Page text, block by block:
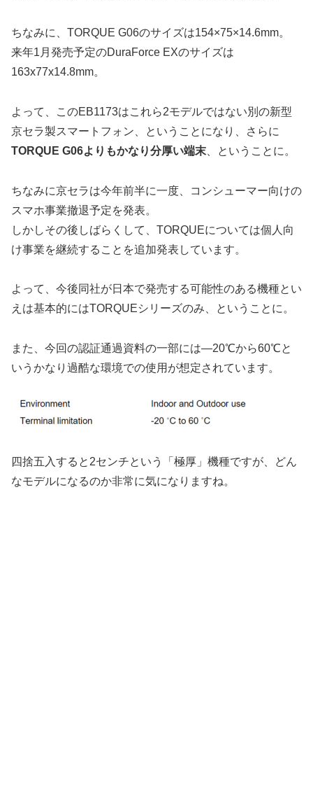
ちなみに、TORQUE G06のサイズは154×75×14.6mm。
来年1月発売予定のDuraForce EXのサイズは
163x77x14.8mm。
よって、このEB1173はこれら2モデルではない別の新型
京セラ製スマートフォン、ということになり、さらに
TORQUE G06よりもかなり分厚い端末 、ということに。
ちなみに京セラは今年前半に一度、コンシューマー向けの
スマホ事業撤退予定を発表。
しかしその後しばらくして、TORQUEについては個人向
け事業を継続することを追加発表しています。
よって、今後同社が日本で発売する可能性のある機種とい
えは基本的にはTORQUEシリーズのみ、ということに。
また、今回の認証通過資料の一部には―20℃から60℃と
いうかなり過酷な環境での使用が想定されています。
四捨五入すると2センチという「極厚」機種ですが、どん
なモデルになるのか非常に気になりますね。